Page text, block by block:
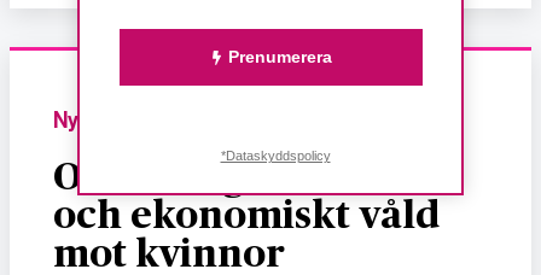
Nyheter
Om dödligt, sexuellt
och ekonomiskt våld
mot kvinnor
Prenumerera
*Dataskyddspolicy